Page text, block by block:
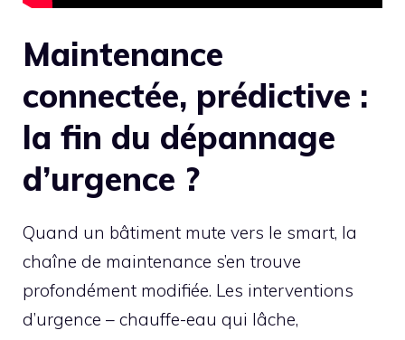
Maintenance
connectée, prédictive :
la fin du dépannage
d’urgence ?
Quand un bâtiment mute vers le smart, la
chaîne de maintenance s’en trouve
profondément modifiée. Les interventions
d’urgence – chauffe-eau qui lâche,